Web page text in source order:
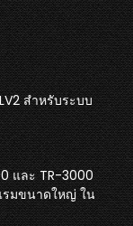
สำหรับระบบ
และ TR-3000
รมขนาดใหญ่ ใน